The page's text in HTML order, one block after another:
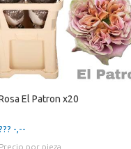
El Patron x20
-,--
Precio por pieza